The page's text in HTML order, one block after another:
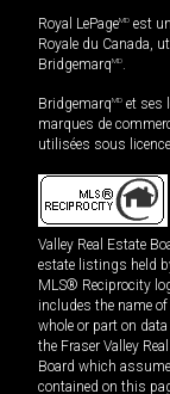
Royal LePageMD est
Royale du Canada,
BridgemarqMD.
BridgemarqMD et ses
marques de
utilisées sous
Valley Real Estate
estate listings held
MLS® Reciprocity
includes the name
whole or part on data
the Fraser Valley
Board which
contained on this